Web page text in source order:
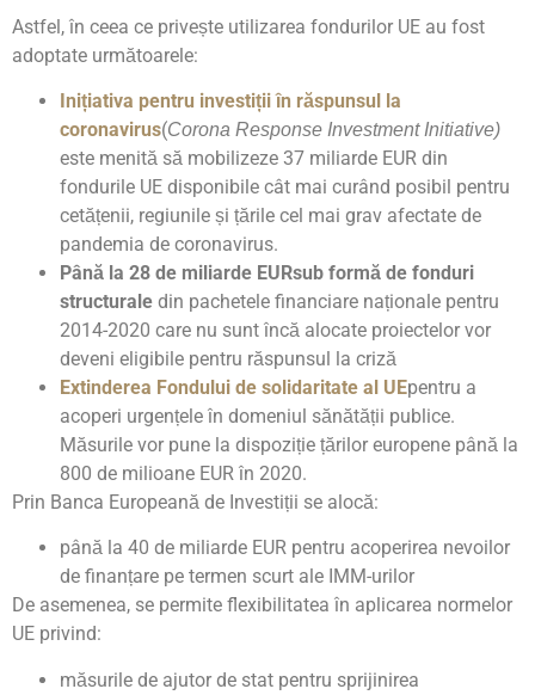
Astfel, în ceea ce privește utilizarea fondurilor UE au fost
adoptate următoarele:
Inițiativa pentru investiții în răspunsul la
coronavirus(Corona Response Investment Initiative)
este menită să mobilizeze 37 miliarde EUR din
fondurile UE disponibile cât mai curând posibil pentru
cetățenii, regiunile și țările cel mai grav afectate de
pandemia de coronavirus.
Până la 28 de miliarde EURsub formă de fonduri
structurale din pachetele financiare naționale pentru
2014-2020 care nu sunt încă alocate proiectelor vor
deveni eligibile pentru răspunsul la criză
Extinderea Fondului de solidaritate al UEpentru a
acoperi urgențele în domeniul sănătății publice.
Măsurile vor pune la dispoziție țărilor europene până la
800 de milioane EUR în 2020.
Prin Banca Europeană de Investiții se alocă:
până la 40 de miliarde EUR pentru acoperirea nevoilor
de finanțare pe termen scurt ale IMM-urilor
De asemenea, se permite flexibilitatea în aplicarea normelor
UE privind:
măsurile de ajutor de stat pentru sprijinirea